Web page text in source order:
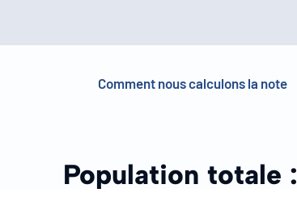
Comment nous calculons la note
Population totale :